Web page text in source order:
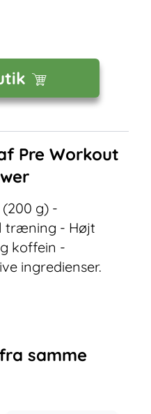
Pre Workout
g) -
træning - Højt
koffein -
ingredienser.
samme